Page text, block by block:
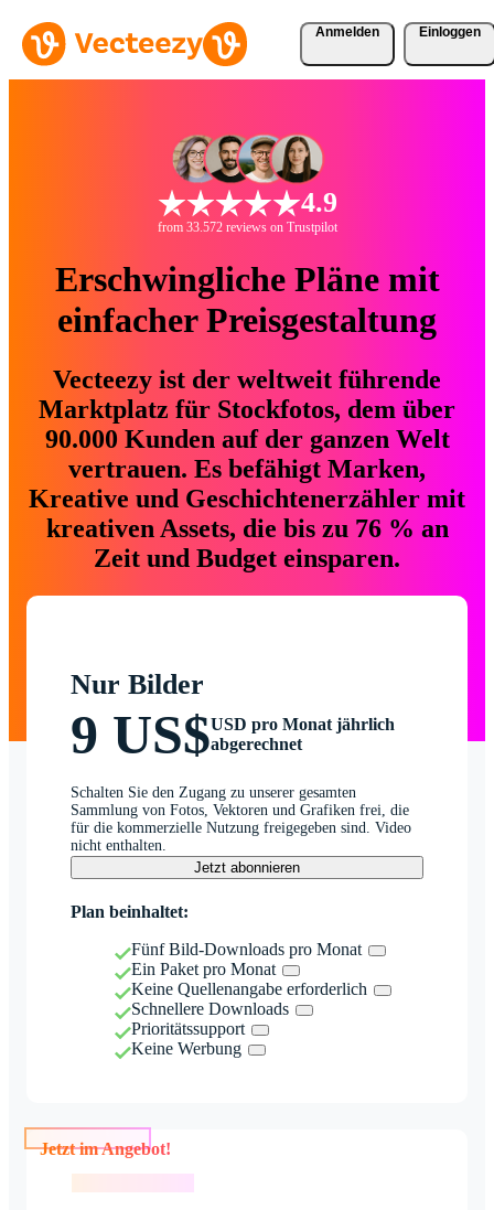
Anmelden Einloggen
4.9
from 33.572 reviews on Trustpilot
Erschwingliche Pläne mit
einfacher Preisgestaltung
Vecteezy ist der weltweit führende
Marktplatz für Stockfotos, dem über
90.000 Kunden auf der ganzen Welt
vertrauen. Es befähigt Marken,
Kreative und Geschichtenerzähler mit
kreativen Assets, die bis zu 76 % an
Zeit und Budget einsparen.
Nur Bilder
9 US$USD pro Monat jährlich
abgerechnet
Schalten Sie den Zugang zu unserer gesamten
Sammlung von Fotos, Vektoren und Grafiken frei, die
für die kommerzielle Nutzung freigegeben sind. Video
nicht enthalten.
Jetzt abonnieren
Plan beinhaltet:
Fünf Bild-Downloads pro Monat
Ein Paket pro Monat
Keine Quellenangabe erforderlich
Schnellere Downloads
Prioritätssupport
Keine Werbung
Jetzt im Angebot!